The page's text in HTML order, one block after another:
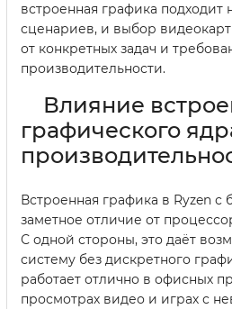
встроенная графика подходит
сценариев, и выбор
от конкретных задач и
производительности.
Влияние
графического
Встроенная графика в Ryzen с
заметное отличие от
С одной стороны, это даёт
систему без дискретного
работает отлично в офисных
просмотрах видео и играх с